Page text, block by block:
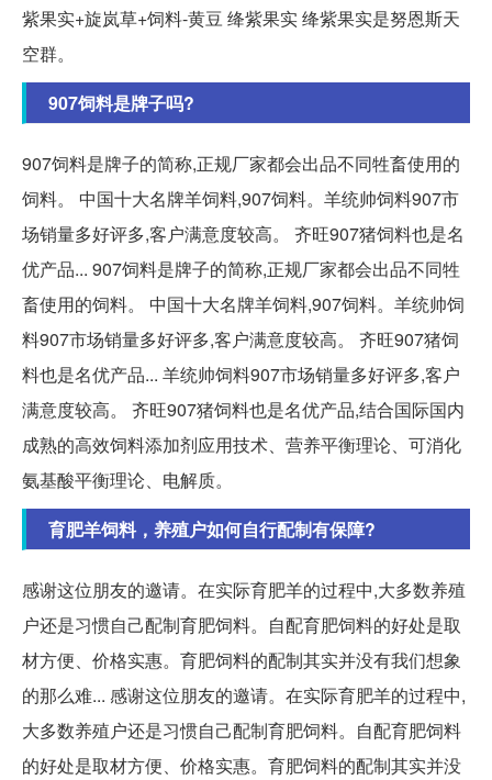
紫果实+旋岚草+饲料-黄豆 绛紫果实 绛紫果实是努恩斯天
空群。
907饲料是牌子吗?
907饲料是牌子的简称,正规厂家都会出品不同牲畜使用的
饲料。 中国十大名牌羊饲料,907饲料。羊统帅饲料907市
场销量多好评多,客户满意度较高。 齐旺907猪饲料也是名
优产品... 907饲料是牌子的简称,正规厂家都会出品不同牲
畜使用的饲料。 中国十大名牌羊饲料,907饲料。羊统帅饲
料907市场销量多好评多,客户满意度较高。 齐旺907猪饲
料也是名优产品... 羊统帅饲料907市场销量多好评多,客户
满意度较高。 齐旺907猪饲料也是名优产品,结合国际国内
成熟的高效饲料添加剂应用技术、营养平衡理论、可消化
氨基酸平衡理论、电解质。
育肥羊饲料，养殖户如何自行配制有保障?
感谢这位朋友的邀请。在实际育肥羊的过程中,大多数养殖
户还是习惯自己配制育肥饲料。自配育肥饲料的好处是取
材方便、价格实惠。育肥饲料的配制其实并没有我们想象
的那么难... 感谢这位朋友的邀请。在实际育肥羊的过程中,
大多数养殖户还是习惯自己配制育肥饲料。自配育肥饲料
的好处是取材方便、价格实惠。育肥饲料的配制其实并没